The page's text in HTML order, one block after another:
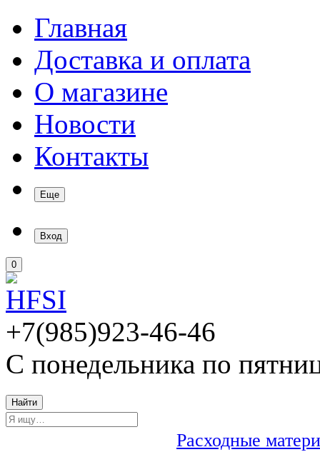
Главная
Доставка и оплата
О магазине
Новости
Контакты
Еще
Вход
0
+7(985)923-46-46
С понедельника по
Найти
Расходные